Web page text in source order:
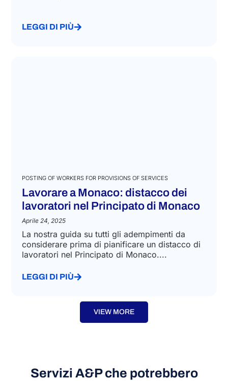
LEGGI DI PIÙ
POSTING OF WORKERS FOR PROVISIONS OF SERVICES
Lavorare a Monaco: distacco dei
lavoratori nel Principato di Monaco
Aprile 24, 2025
La nostra guida su tutti gli adempimenti da
considerare prima di pianificare un distacco di
lavoratori nel Principato di Monaco....
LEGGI DI PIÙ
VIEW MORE
Servizi A&P che potrebbero